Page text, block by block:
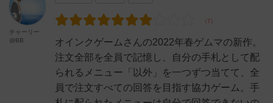
オインクゲームさんの2022年春ゲムマの新作。
注文全部を全員で記憶し、自分の手札として配
られるメニュー「以外」を一つずつ当てて、全
員で注文すべての回答を目指す協力ゲーム。手
チャーリー
@BB